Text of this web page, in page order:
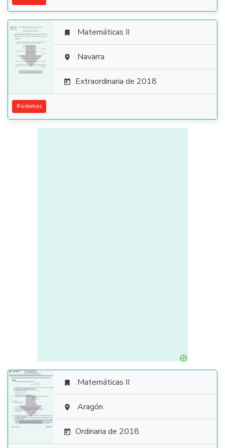

 Matemáticas II
 Navarra
 Extraordinaria de 2018
#sistemas

 Matemáticas II
 Aragón
 Ordinaria de 2018